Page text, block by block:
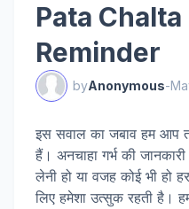
Pata Chalta
Reminder
byAnonymous-
इस सवाल का जबाव हम आप
हैं। अनचाहा गर्भ की
लेनी हो या वजह कोई भी हो
लिए हमेशा उत्सुक रहती है।